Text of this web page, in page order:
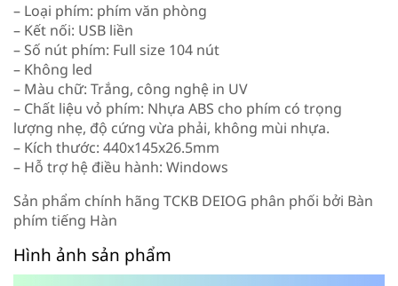
– Loại phím: phím văn phòng
– Kết nối: USB liền
– Số nút phím: Full size 104 nút
– Không led
– Màu chữ: Trắng, công nghệ in UV
– Chất liệu vỏ phím: Nhựa ABS cho phím có trọng
lượng nhẹ, độ cứng vừa phải, không mùi nhựa.
– Kích thước: 440x145x26.5mm
– Hỗ trợ hệ điều hành: Windows
Sản phẩm chính hãng TCKB DEIOG phân phối bởi Bàn
phím tiếng Hàn
Hình ảnh sản phẩm